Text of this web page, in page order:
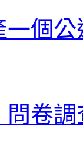
個公
問卷